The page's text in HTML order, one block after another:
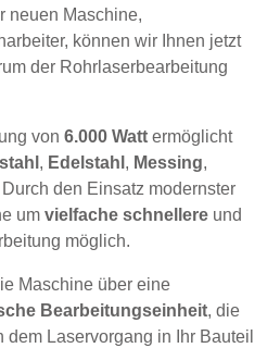
neuen Maschine,
können wir Ihnen jetzt
der Rohrlaserbearbeitung
von 6.000 Watt ermöglicht
, Edelstahl , Messing,
Durch den Einsatz modernster
um vielfache schnellere und
möglich.
Maschine über eine
Bearbeitungseinheit, die
dem Laservorgang in Ihr Bauteil